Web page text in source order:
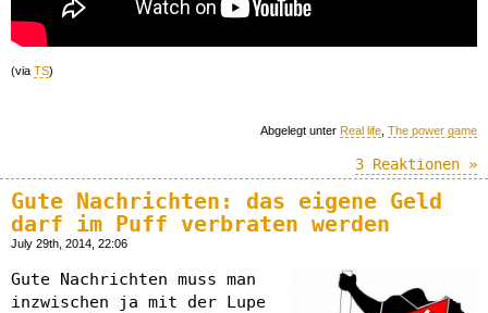
(via TS)
Abgelegt unter Real life The power game
3 Reaktionen »
Gute Nachrichten: das eigene Geld
darf im Puff verbraten werden
July 29th, 2014, 22:06
Gute Nachrichten muss man
inzwischen ja mit der Lupe